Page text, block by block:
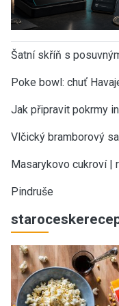
Šatní skříň s
Poke bowl: chuť
Jak připravit pokrmy
Vlčický bramborový
Masarykovo cukroví |
Pindruše